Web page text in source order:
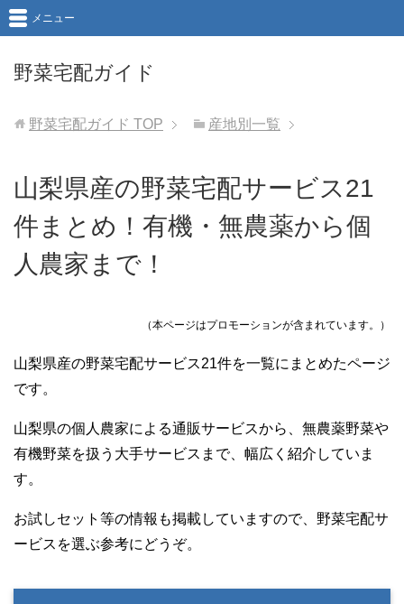
野菜宅配ガイド
メニュー
野菜宅配ガイド TOP 産地別一覧
山梨県産の野菜宅配サービス21
件まとめ！有機・無農薬から個
人農家まで！
（本ページはプロモーションが含まれています。）
山梨県産の野菜宅配サービス21件を一覧にまとめたページ
です。
山梨県の個人農家による通販サービスから、無農薬野菜や
有機野菜を扱う大手サービスまで、幅広く紹介していま
す。
お試しセット等の情報も掲載していますので、野菜宅配サ
ービスを選ぶ参考にどうぞ。